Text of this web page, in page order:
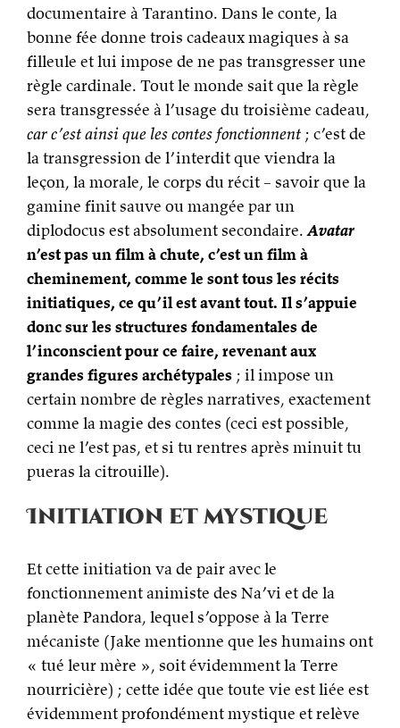
documentaire à Tarantino. Dans le conte, la
bonne fée donne trois cadeaux magiques à sa
filleule et lui impose de ne pas transgresser une
règle cardinale. Tout le monde sait que la règle
sera transgressée à l’usage du troisième cadeau,
car c’est ainsi que les contes fonctionnent ; c’est de
la transgression de l’interdit que viendra la
leçon, la morale, le corps du récit – savoir que la
gamine finit sauve ou mangée par un
diplodocus est absolument secondaire. Avatar
n’est pas un film à chute, c’est un film à
cheminement, comme le sont tous les récits
initiatiques, ce qu’il est avant tout. Il s’appuie
donc sur les structures fondamentales de
l’inconscient pour ce faire, revenant aux
grandes figures archétypales ; il impose un
certain nombre de règles narratives, exactement
comme la magie des contes (ceci est possible,
ceci ne l’est pas, et si tu rentres après minuit tu
pueras la citrouille).
Initiation et mystique
Et cette initiation va de pair avec le
fonctionnement animiste des Na’vi et de la
planète Pandora, lequel s’oppose à la Terre
mécaniste (Jake mentionne que les humains ont
« tué leur mère », soit évidemment la Terre
nourricière) ; cette idée que toute vie est liée est
évidemment profondément mystique et relève